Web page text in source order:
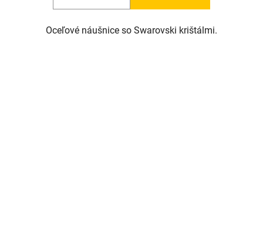
Oceľové náušnice so Swarovski krištálmi.